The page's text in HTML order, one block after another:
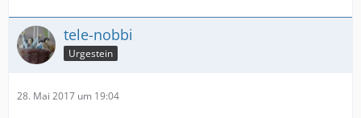
tele-nobbi
Urgestein
28. Mai 2017 um 19:04